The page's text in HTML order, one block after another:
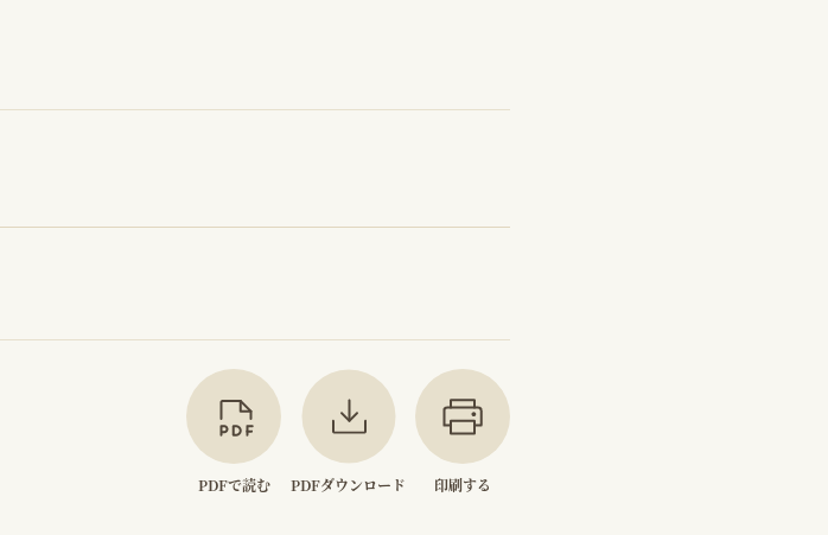
PDFで読む PDFダウンロード 印刷する